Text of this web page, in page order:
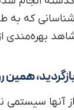
که به
بهره‌مندی
از آنها